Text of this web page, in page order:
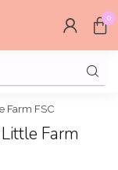
0
Farm FSC
Farm